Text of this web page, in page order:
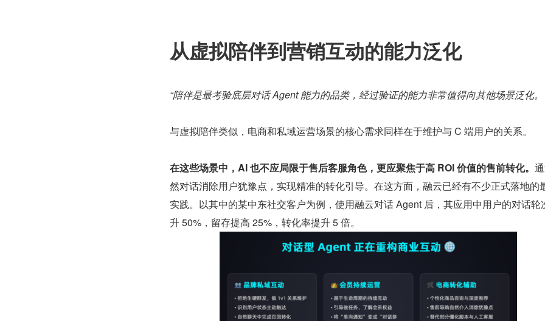
从虚拟陪伴到营销互动的能力泛化
“陪伴是最考验底层对话 Agent 能力的品类，经过验证的能力非常值得向其他场景泛化。
与虚拟陪伴类似，电商和私域运营场景的核心需求同样在于维护与 C 端用户的关系。
在这些场景中，AI 也不应局限于售后客服角色，更应聚焦于高 ROI 价值的售前转化。
然对话消除用户犹豫点，实现精准的转化引导。在这方面，融云已经有不少正式落地的
实践。以其中的某中东社交客户为例，使用融云对话 Agent 后，其应用中用户的对话轮
升 50%，留存提高 25%，转化率提升 5 倍。